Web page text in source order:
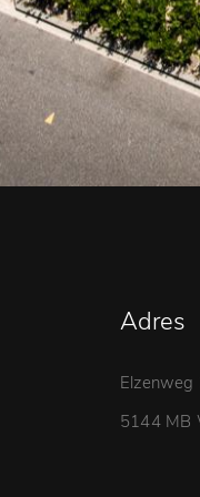
Adres
Elzenweg
5144 MB